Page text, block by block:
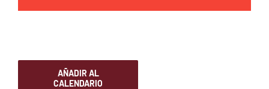
AÑADIR AL
CALENDARIO